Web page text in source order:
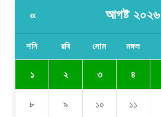
« আগষ্ট ২০২৬
শনি রবি সোম মঙ্গল
১ ২ ৩ ৪
৮ ৯ ১০ ১১